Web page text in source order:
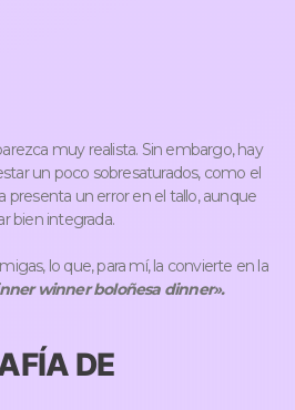
muy realista. Sin embargo, hay
un poco sobresaturados, como el
presenta un error en el tallo, aunque
bien integrada.
lo que, para mí, la convierte en la
winner boloñesa dinner».
DE